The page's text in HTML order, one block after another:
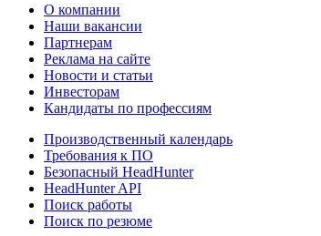
О компании
Наши вакансии
Партнерам
Реклама на сайте
Новости и статьи
Инвесторам
Кандидаты по профессиям
Производственный календарь
Требования к ПО
Безопасный HeadHunter
HeadHunter API
Поиск работы
Поиск по резюме